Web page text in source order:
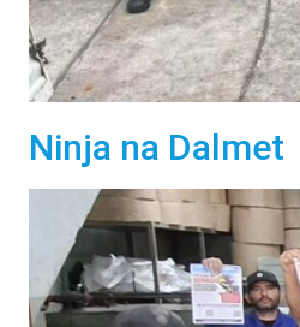
Ninja na Dalmet